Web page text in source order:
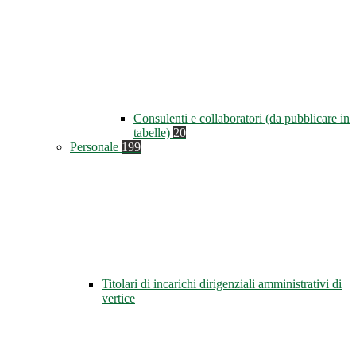
Consulenti e collaboratori (da pubblicare in
tabelle) 20
Personale 199
Titolari di incarichi dirigenziali amministrativi di
vertice